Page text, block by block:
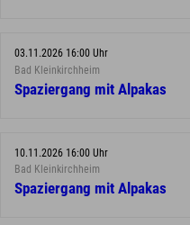
03.11.2026 16:00 Uhr
Bad Kleinkirchheim
Spaziergang mit Alpakas
10.11.2026 16:00 Uhr
Bad Kleinkirchheim
Spaziergang mit Alpakas